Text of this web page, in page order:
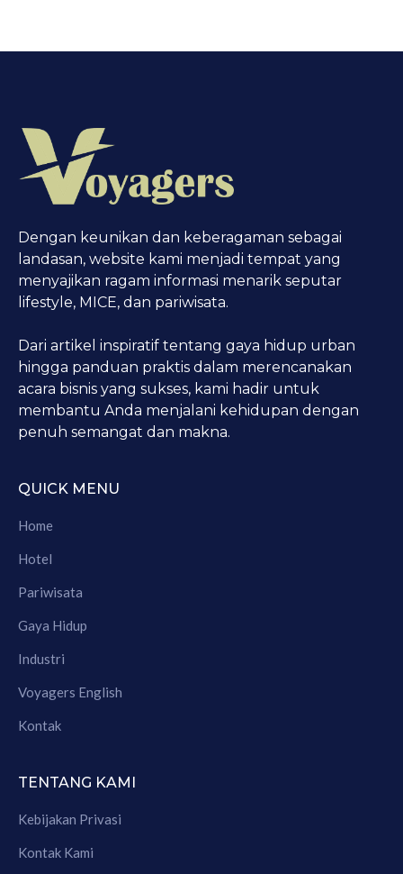
Dengan keunikan dan keberagaman sebagai
landasan, website kami menjadi tempat yang
menyajikan ragam informasi menarik seputar
lifestyle, MICE, dan pariwisata.
Dari artikel inspiratif tentang gaya hidup urban
hingga panduan praktis dalam merencanakan
acara bisnis yang sukses, kami hadir untuk
membantu Anda menjalani kehidupan dengan
penuh semangat dan makna.
QUICK MENU
Home
Hotel
Pariwisata
Gaya Hidup
Industri
Voyagers English
Kontak
TENTANG KAMI
Kebijakan Privasi
Kontak Kami